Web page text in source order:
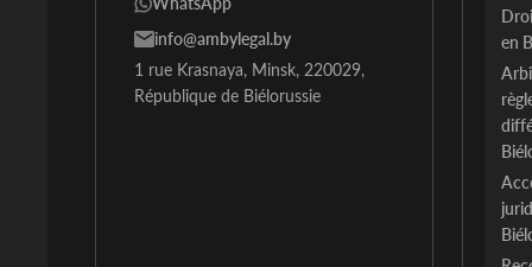
info@ambylegal.by
1 rue Krasnaya, Minsk, 220029,
République de Biélorussie
en